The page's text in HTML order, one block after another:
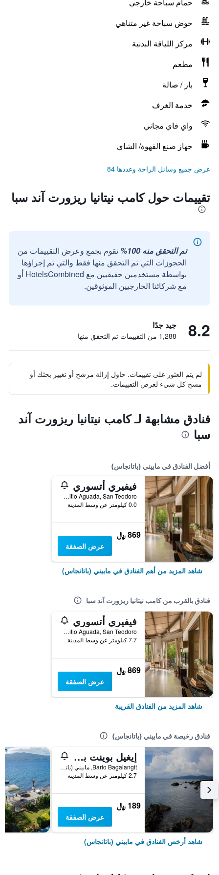
حوض سباحة غير متناهي
مركز اللياقة البدنية
مطعم
بار / صالة
خدمة الغرف
واي فاي مجاني
جهاز صنع القهوة/ الشاي
عرض جميع وسائل الراحة وعددها 84
تقييمات حول كامب نيتانيا ريزورت آند سبا
تم التحقق منه 100%
نقوم بجمع وعرض التقييمات من
الحجوزات التي تم التحقق منها فقط والتي تم إجراؤها
بواسطة مستخدمين حقيقيين مع HotelsCombined أو
مع شركائنا الخارجيين الموثوقين.
8.2 جيد جدًا
1,288 من التقييمات تم التحقق منها
لم يتم العثور على تقييمات. حاول إزالة مرشح أو تغيير بحثك أو
مسح كل شيء لعرض التقييمات.
فنادق مشابهة لـ كامب نيتانيا ريزورت آند
سبا
أفضل الفنادق في مابيني (باتانجاس)
فيفيري أتسوري
Sitio Aguada, San Teodoro, مابيني (باتانجاس), الفلبين
0.0 كيلومتر عن وسط المدينة
869 ﷼
عرض الصفقة
شاهد المزيد من أهم الفنادق في مابيني (باتانجاس)
فنادق بالقرب من كامب نيتانيا ريزورت آند سبا
فيفيري أتسوري
Sitio Aguada, San Teodoro, مابيني (باتانجاس), الفلبين
7.7 كيلومتر عن وسط المدينة
869 ﷼
عرض الصفقة
شاهد المزيد من الفنادق القريبة
فنادق رخيصة في مابيني (باتانجاس)
إيغيل بوينت بيتش آند دايف ريزورت
Bario Bagalangit, مابيني (باتانجاس), الفلبين
2.7 كيلومتر عن وسط المدينة
189 ﷼
عرض الصفقة
شاهد أرخص الفنادق في مابيني (باتانجاس)